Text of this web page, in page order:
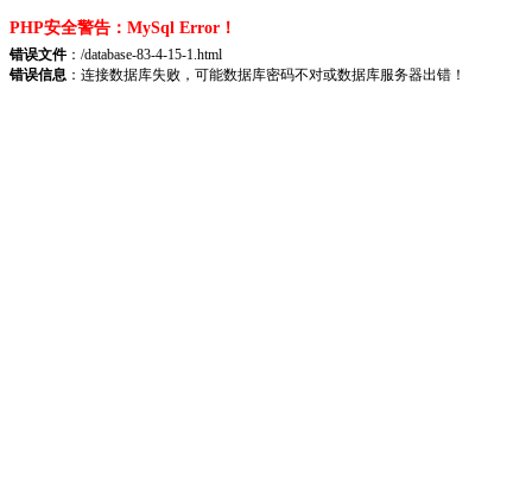
PHP安全警告：MySql Error！
错误文件：/database-83-4-15-1.html
错误信息 ：连接数据库失败，可能数据库密码不对或数据库服务器出错！